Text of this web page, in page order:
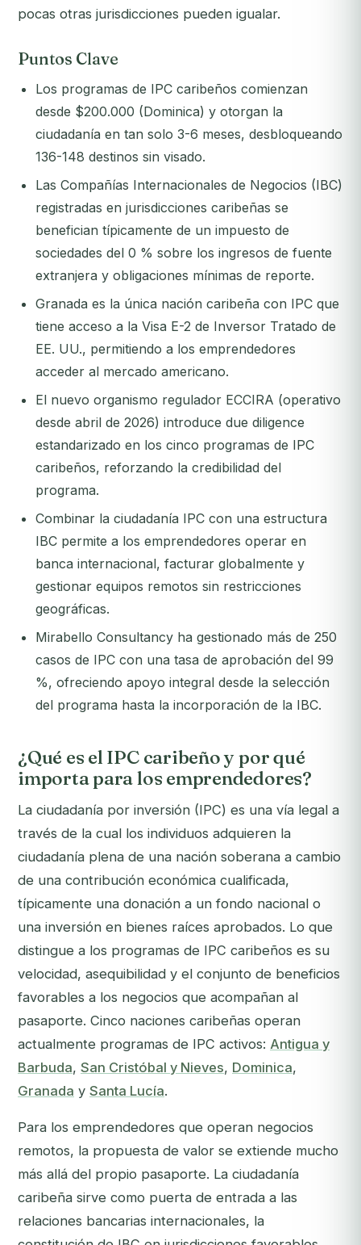
pocas otras jurisdicciones pueden igualar.
Puntos Clave
Los programas de IPC caribeños comienzan
desde $200.000 (Dominica) y otorgan la
ciudadanía en tan solo 3-6 meses, desbloqueando
136-148 destinos sin visado.
Las Compañías Internacionales de Negocios (IBC)
registradas en jurisdicciones caribeñas se
benefician típicamente de un impuesto de
sociedades del 0 % sobre los ingresos de fuente
extranjera y obligaciones mínimas de reporte.
Granada es la única nación caribeña con IPC que
tiene acceso a la Visa E-2 de Inversor Tratado de
EE. UU., permitiendo a los emprendedores
acceder al mercado americano.
El nuevo organismo regulador ECCIRA (operativo
desde abril de 2026) introduce due diligence
estandarizado en los cinco programas de IPC
caribeños, reforzando la credibilidad del
programa.
Combinar la ciudadanía IPC con una estructura
IBC permite a los emprendedores operar en
banca internacional, facturar globalmente y
gestionar equipos remotos sin restricciones
geográficas.
Mirabello Consultancy ha gestionado más de 250
casos de IPC con una tasa de aprobación del 99
%, ofreciendo apoyo integral desde la selección
del programa hasta la incorporación de la IBC.
¿Qué es el IPC caribeño y por qué
importa para los emprendedores?
La ciudadanía por inversión (IPC) es una vía legal a
través de la cual los individuos adquieren la
ciudadanía plena de una nación soberana a cambio
de una contribución económica cualificada,
típicamente una donación a un fondo nacional o
una inversión en bienes raíces aprobados. Lo que
distingue a los programas de IPC caribeños es su
velocidad, asequibilidad y el conjunto de beneficios
favorables a los negocios que acompañan al
pasaporte. Cinco naciones caribeñas operan
actualmente programas de IPC activos: Antigua y
Barbuda, San Cristóbal y Nieves, Dominica,
Granada y Santa Lucía.
Para los emprendedores que operan negocios
remotos, la propuesta de valor se extiende mucho
más allá del propio pasaporte. La ciudadanía
caribeña sirve como puerta de entrada a las
relaciones bancarias internacionales, la